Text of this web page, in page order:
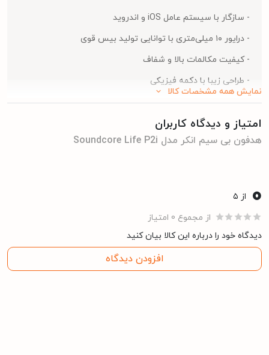
- سازگار با سیستم عامل iOS و اندروید
- درایور ۱۰ میلی‌متری با توانایی تولید بیس قوی
- کیفیت مکالمات بالا و شفاف
- طراحی زیبا با دکمه فیزیکی
- بدنه ضد تعریق و ضد آب دو حالت اکولایزر
- Bass Mode و Podcast Mode
مشخصات کلی
انکر
نمایش همه مشخصات کالا
امتیاز و دیدگاه کاربران
هدفون بی سیم انکر مدل Soundcore Life P2i
0
از ۵
از مجموع 0 امتیاز
دیدگاه خود را درباره این کالا بیان کنید
افزودن دیدگاه